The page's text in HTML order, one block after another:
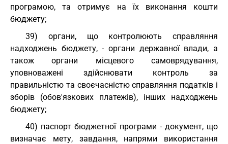
програмою, та отримує на їх виконання кошти
бюджету;
39) органи, що контролюють справляння
надходжень бюджету, - органи державної влади, а
також органи місцевого самоврядування,
уповноважені здійснювати контроль за
правильністю та своєчасністю справляння податків і
зборів (обов'язкових платежів), інших надходжень
бюджету;
40) паспорт бюджетної програми - документ, що
визначає мету, завдання, напрями використання